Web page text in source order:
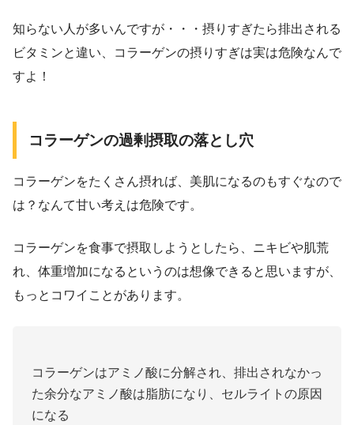
知らない人が多いんですが・・・摂りすぎたら排出される
ビタミンと違い、コラーゲンの摂りすぎは実は危険なんで
すよ！
コラーゲンの過剰摂取の落とし穴
コラーゲンをたくさん摂れば、美肌になるのもすぐなので
は？なんて甘い考えは危険です。
コラーゲンを食事で摂取しようとしたら、ニキビや肌荒
れ、体重増加になるというのは想像できると思いますが、
もっとコワイことがあります。
コラーゲンはアミノ酸に分解され、排出されなかっ
た余分なアミノ酸は脂肪になり、セルライトの原因
になる